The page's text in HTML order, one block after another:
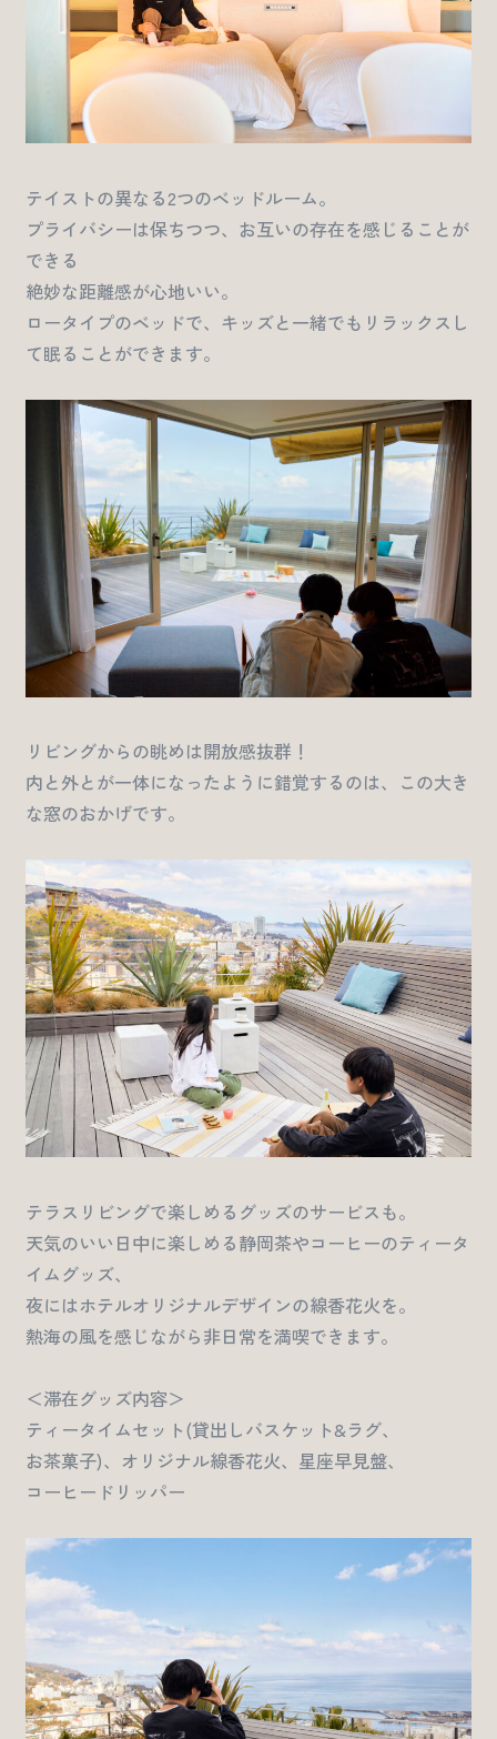
テイストの異なる2つのベッドルーム。
プライバシーは保ちつつ、お互いの存在を感じることが
できる
絶妙な距離感が心地いい。
ロータイプのベッドで、キッズと一緒でもリラックスし
て眠ることができます。
リビングからの眺めは開放感抜群！
内と外とが一体になったように錯覚するのは、この大き
な窓のおかげです。
テラスリビングで楽しめるグッズのサービスも。
天気のいい日中に楽しめる静岡茶やコーヒーのティータ
イムグッズ、
夜にはホテルオリジナルデザインの線香花火を。
熱海の風を感じながら非日常を満喫できます。
＜滞在グッズ内容＞
ティータイムセット(貸出しバスケット&ラグ、
お茶菓子)、オリジナル線香花火、星座早見盤、
コーヒードリッパー